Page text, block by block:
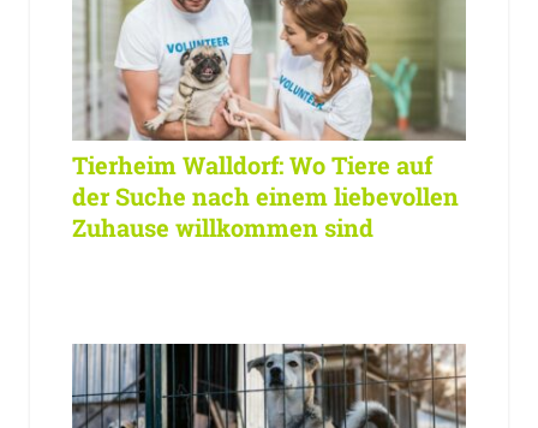
Tierheim Walldorf: Wo Tiere auf
der Suche nach einem liebevollen
Zuhause willkommen sind